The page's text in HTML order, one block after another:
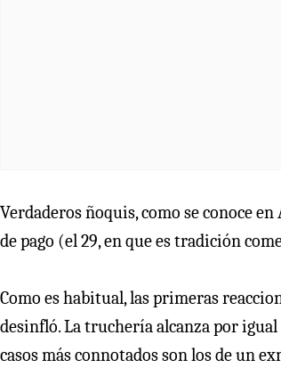
Verdaderos ñoquis, como se conoce
de pago (el 29, en que es tradición
Como es habitual, las primeras
desinfló. La truchería alcanza por
casos más connotados son los de un